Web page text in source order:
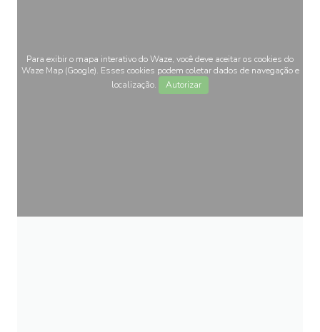
Para exibir o mapa interativo do Waze, você deve aceitar os cookies do
Waze Map (Google). Esses cookies podem coletar dados de navegação e
localização.
Autorizar